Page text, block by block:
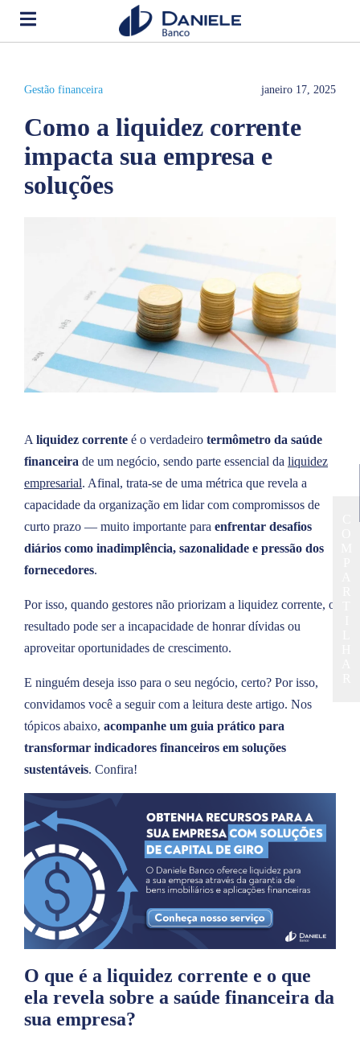
Gestão financeira janeiro 17, 2025
Como a liquidez corrente
impacta sua empresa e
soluções
A liquidez corrente é o verdadeiro termômetro da saúde
financeira de um negócio, sendo parte essencial da liquidez
empresarial. Afinal, trata-se de uma métrica que revela a
capacidade da organização em lidar com compromissos de
curto prazo — muito importante para enfrentar desafios
diários como inadimplência, sazonalidade e pressão dos
fornecedores.
Por isso, quando gestores não priorizam a liquidez corrente, o
resultado pode ser a incapacidade de honrar dívidas ou
aproveitar oportunidades de crescimento.
E ninguém deseja isso para o seu negócio, certo? Por isso,
convidamos você a seguir com a leitura deste artigo. Nos
tópicos abaixo, acompanhe um guia prático para
transformar indicadores financeiros em soluções
sustentáveis. Confira!
O que é a liquidez corrente e o que
ela revela sobre a saúde financeira da
sua empresa?